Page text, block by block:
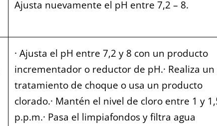
Ajusta nuevamente el pH entre 7,2 – 8.
· Ajusta el pH entre 7,2 y 8 con un producto
incrementador o reductor de pH.· Realiza un
tratamiento de choque o usa un producto
clorado.· Mantén el nivel de cloro entre 1 y
p.p.m.· Pasa el limpiafondos y filtra agua